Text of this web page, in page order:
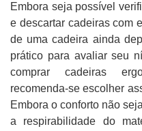
Embora seja possível
e descartar cadeiras com
de uma cadeira ainda
prático para avaliar seu
comprar cadeiras
recomenda-se escolher
Embora o conforto não
a respirabilidade do